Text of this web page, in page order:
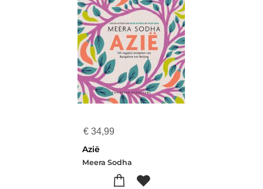
€ 34,99
Azië
Meera Sodha